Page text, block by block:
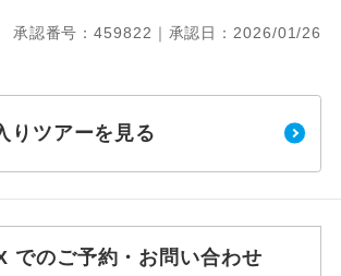
承認番号：459822｜承認日：2026/01/26
りツアーを見る
でのご予約・お問い合わせ